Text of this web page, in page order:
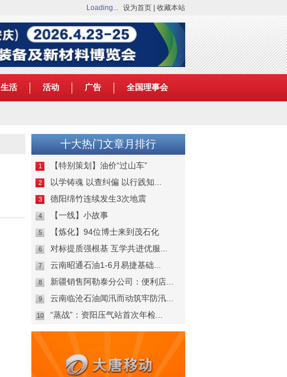
Loading... 设为首页 收藏本站
生活 活动 广告 全国理事会
十大热门文章月排行
1 【特别策划】油价“过山车”
2 以学铸魂 以查纠偏 以行践知...
3 德阳绵竹连续发生3次地震
4 【一线】小故事
5 【炼化】94位博士来到茂石化
6 对标提质强根基 互学共进优服...
7 云南昭通石油1-6月易捷基础...
8 新疆销售阿勒泰分公司：便利店...
9 云南临沧石油闻汛而动筑牢防汛...
10 “蒸战”：资阳压气站首次年检...